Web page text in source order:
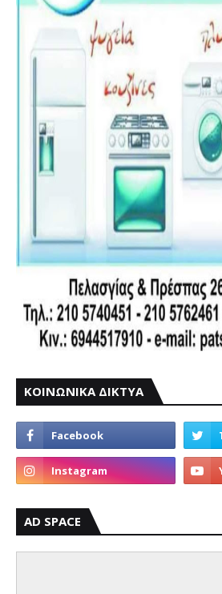
ΚΟΙΝΩΝΙΚΑ ΔΙΚΤΥΑ
AD SPACE